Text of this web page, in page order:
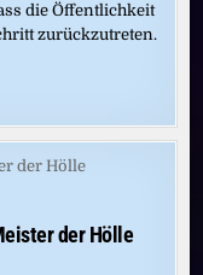
die Öffentlichkeit
zurückzutreten.
der Hölle